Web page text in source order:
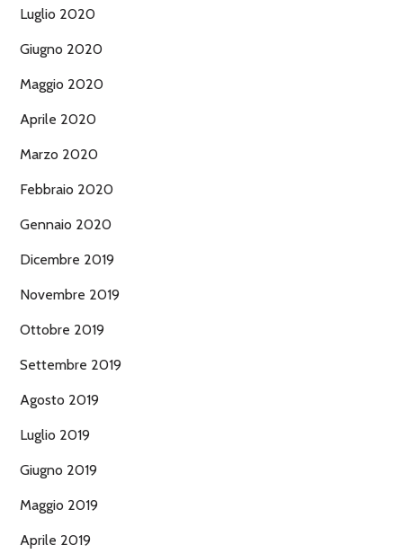
Luglio 2020
Giugno 2020
Maggio 2020
Aprile 2020
Marzo 2020
Febbraio 2020
Gennaio 2020
Dicembre 2019
Novembre 2019
Ottobre 2019
Settembre 2019
Agosto 2019
Luglio 2019
Giugno 2019
Maggio 2019
Aprile 2019